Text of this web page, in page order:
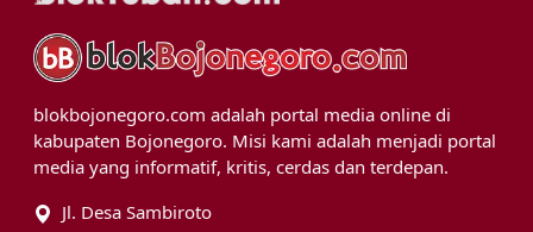
blokbojonegoro.com adalah portal media online di
kabupaten Bojonegoro. Misi kami adalah menjadi portal
media yang informatif, kritis, cerdas dan terdepan.
Jl. Desa Sambiroto